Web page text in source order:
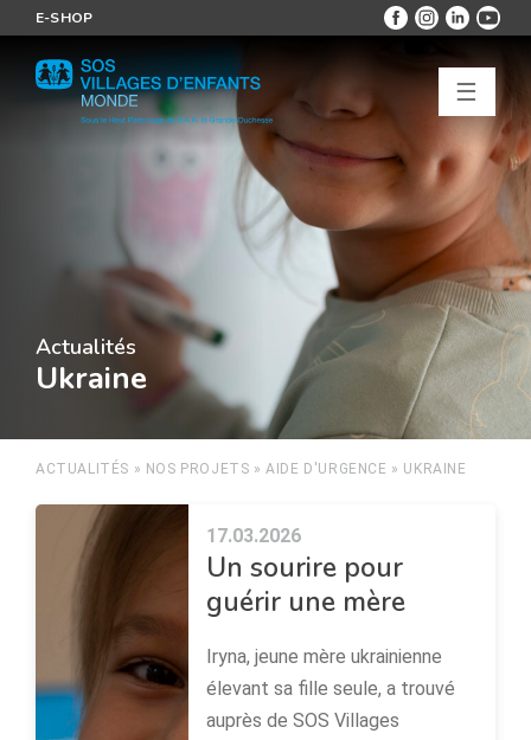
E-SHOP
☰
Actualités
Ukraine
ACTUALITÉS » NOS PROJETS »AIDE D'URGENCE » UKRAINE
17.03.2026
Un sourire pour
guérir une mère
Iryna, jeune mère ukrainienne
élevant sa fille seule, a trouvé
auprès de SOS Villages